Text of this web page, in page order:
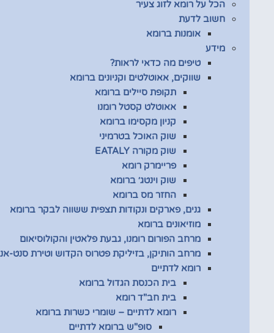
הכל על רומא לזוג צעיר
חשוב לדעת
אומנות ברומא
מידע
טיפים מה כדאי לראות?
שווקים, אאוטלטים וקניונים ברומא
תקופת סיילים ברומא
אאוטלט קסטל רומנו
קניון מקסימו ברומא
שוק האוכל בטרמיני
שוק מקורה EATALY
פריימרק רומא
שוק וינטג׳ ברומא
החזר מס ברומא
גנים, פארקים ונקודות תצפית ששווה לבקר ברומא
מוזיאונים ברומא
מרחב הפורום רומנו, גבעת פלאטין והקולוסיאום
מרחב הותיקן, בזיליקת פטרוס הקדוש וטירת סנט-
רומא לדתיים
בית הכנסת הגדול ברומא
בית חב"ד רומא
רומא לדתיים – שומרי כשרות ברומא
סופ"ש ברומא לדתיים